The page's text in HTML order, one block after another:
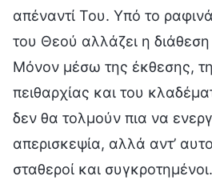
απέναντί Του. Υπό το
του Θεού αλλάζει η
Μόνον μέσω της έκθεσης,
πειθαρχίας και του
δεν θα τολμούν πια να
απερισκεψία, αλλά αντ’
σταθεροί και